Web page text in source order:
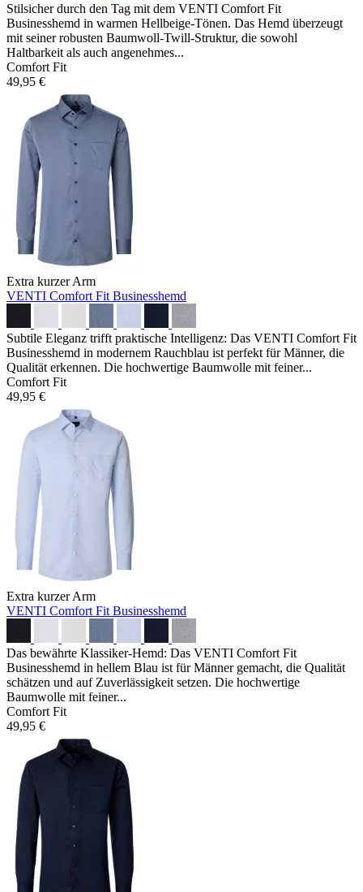
Stilsicher durch den Tag mit dem VENTI Comfort Fit
Businesshemd in warmen Hellbeige-Tönen. Das Hemd überzeugt
mit seiner robusten Baumwoll-Twill-Struktur, die sowohl
Haltbarkeit als auch angenehmes...
Comfort Fit
49,95 €
Extra kurzer Arm
VENTI Comfort Fit Businesshemd
Subtile Eleganz trifft praktische Intelligenz: Das VENTI Comfort Fit
Businesshemd in modernem Rauchblau ist perfekt für Männer, die
Qualität erkennen. Die hochwertige Baumwolle mit feiner...
Comfort Fit
49,95 €
Extra kurzer Arm
VENTI Comfort Fit Businesshemd
Das bewährte Klassiker-Hemd: Das VENTI Comfort Fit
Businesshemd in hellem Blau ist für Männer gemacht, die Qualität
schätzen und auf Zuverlässigkeit setzen. Die hochwertige
Baumwolle mit feiner...
Comfort Fit
49,95 €